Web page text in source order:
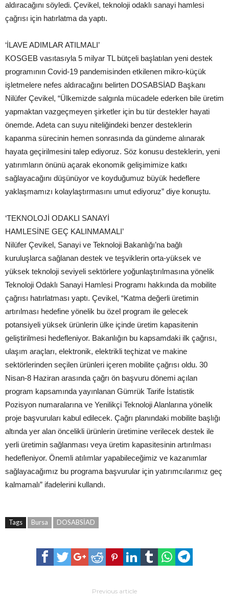
aldıracağını söyledi. Çevikel, teknoloji odaklı sanayi hamlesi
çağrısı için hatırlatma da yaptı.
‘İLAVE ADIMLAR ATILMALI’
KOSGEB vasıtasıyla 5 milyar TL bütçeli başlatılan yeni destek
programının Covid-19 pandemisinden etkilenen mikro-küçük
işletmelere nefes aldıracağını belirten DOSABSİAD Başkanı
Nilüfer Çevikel, “Ülkemizde salgınla mücadele ederken bile üretim
yapmaktan vazgeçmeyen şirketler için bu tür destekler hayati
önemde. Adeta can suyu niteliğindeki benzer desteklerin
kapanma sürecinin hemen sonrasında da gündeme alınarak
hayata geçirilmesini talep ediyoruz. Söz konusu desteklerin, yeni
yatırımların önünü açarak ekonomik gelişimimize katkı
sağlayacağını düşünüyor ve koyduğumuz büyük hedeflere
yaklaşmamızı kolaylaştırmasını umut ediyoruz” diye konuştu.
‘TEKNOLOJİ ODAKLI SANAYİ
HAMLESİNE GEÇ KALINMAMALI’
Nilüfer Çevikel, Sanayi ve Teknoloji Bakanlığı’na bağlı
kuruluşlarca sağlanan destek ve teşviklerin orta-yüksek ve
yüksek teknoloji seviyeli sektörlere yoğunlaştırılmasına yönelik
Teknoloji Odaklı Sanayi Hamlesi Programı hakkında da mobilite
çağrısı hatırlatması yaptı. Çevikel, “Katma değerli üretimin
artırılması hedefine yönelik bu özel program ile gelecek
potansiyeli yüksek ürünlerin ülke içinde üretim kapasitenin
geliştirilmesi hedefleniyor. Bakanlığın bu kapsamdaki ilk çağrısı,
ulaşım araçları, elektronik, elektrikli teçhizat ve makine
sektörlerinden seçilen ürünleri içeren mobilite çağrısı oldu. 30
Nisan-8 Haziran arasında çağrı ön başvuru dönemi açılan
program kapsamında yayınlanan Gümrük Tarife İstatistik
Pozisyon numaralarına ve Yenilikçi Teknoloji Alanlarına yönelik
proje başvuruları kabul edilecek. Çağrı planındaki mobilite başlığı
altında yer alan öncelikli ürünlerin üretimine verilecek destek ile
yerli üretimin sağlanması veya üretim kapasitesinin artırılması
hedefleniyor. Önemli atılımlar yapabileceğimiz ve kazanımlar
sağlayacağımız bu programa başvurular için yatırımcılarımız geç
kalmamalı” ifadelerini kullandı.
Tags Bursa DOSABSİAD
Previous article